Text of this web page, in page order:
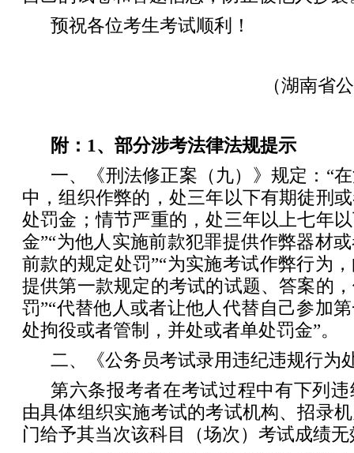
预祝各位考生考试顺利！
（湖南省
附：1、部分涉考法律法规提示
一、《刑法修正案（九）》规定：“
中，组织作弊的，处三年以下有期徒刑
处罚金；情节严重的，处三年以上七年
金”“为他人实施前款犯罪提供作弊器材
前款的规定处罚”“为实施考试作弊行为
提供第一款规定的考试的试题、答案的
罚”“代替他人或者让他人代替自己参加
处拘役或者管制，并处或者单处罚金”。
二、《公务员考试录用违纪违规行为
第六条报考者在考试过程中有下列
由具体组织实施考试的考试机构、招录
门给予其当次该科目（场次）考试成绩